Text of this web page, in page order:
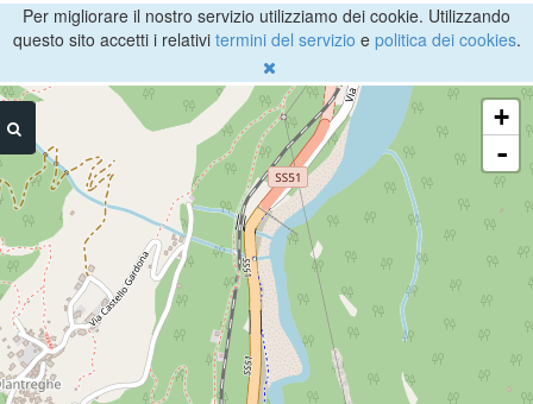
Per migliorare il nostro servizio utilizziamo dei cookie. Utilizzando
questo sito accetti i relativi termini del servizio e politica dei cookies.
+
-